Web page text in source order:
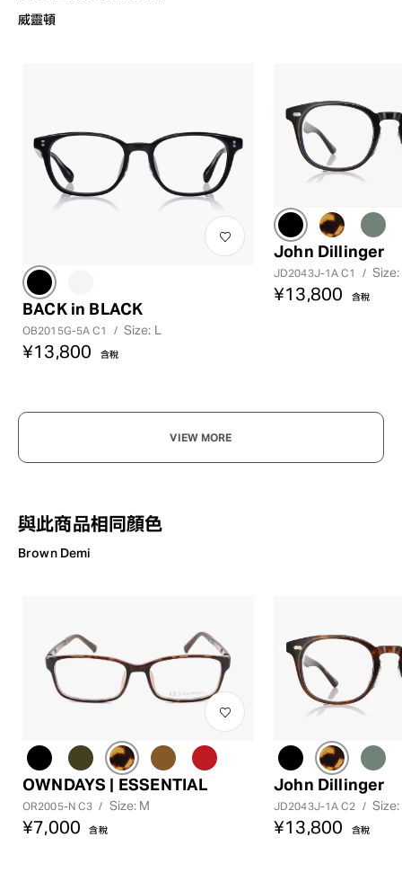
威靈頓
BACK in BLACK
OB2015G-5A C1 / Size: L
¥13,800 含稅
John Dillinger
JD2043J-1A C1 / Size:
¥13,800 含稅
VIEW MORE
與此商品相同顏色
Brown Demi
OWNDAYS | ESSENTIAL
OR2005-N C3 / Size: M
¥7,000 含稅
John Dillinger
JD2043J-1A C2 / Size:
¥13,800 含稅